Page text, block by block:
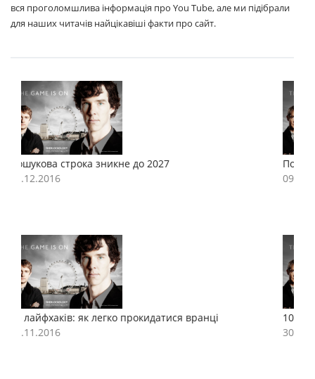
вся проголомшлива інформація про You Tube, але ми підібрали
для наших читачів найцікавіші факти про сайт.
Пошукова строка зникне до 2027
09.12.2016
10 лайфхаків: як легко прокидатися вранці
30.11.2016